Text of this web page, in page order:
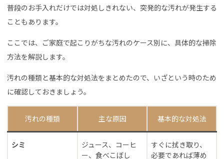
普段のお手入れだけでは対処しきれない、突発的な汚れが発生する
こともあります。
ここでは、ご家庭で起こりがちな汚れのケース別に、具体的な掃除
方法を解説します。
汚れの種類と基本的な対処法をまとめたので、いざという時のため
に確認しておきましょう。
汚れの種類 主な原因 基本的な対処法
シミ
ジュース、コーヒ
ー、食べこぼし
すぐに拭き取り、
必要であれば薄め